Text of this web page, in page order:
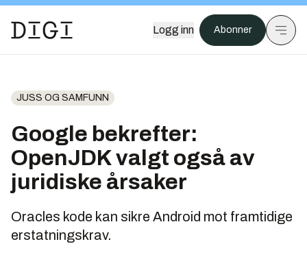
Logg inn Abonner
JUSS OG SAMFUNN
Google bekrefter:
OpenJDK valgt også av
juridiske årsaker
Oracles kode kan sikre Android mot framtidige
erstatningskrav.